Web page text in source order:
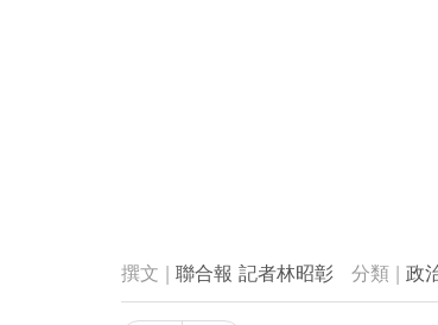
聯合報 記者林昭彰 政